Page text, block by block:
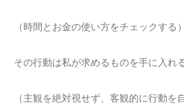
（時間とお金の使い方をチェックする）
その行動は私が求めるものを手に入れ
（主観を絶対視せず、客観的に行動を